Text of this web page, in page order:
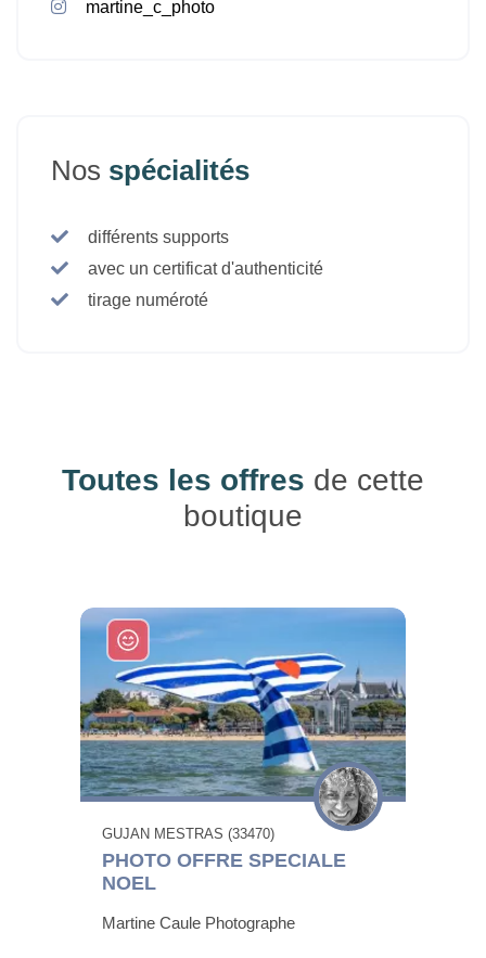
Nos spécialités
différents supports
avec un certificat d'authenticité
tirage numéroté
Toutes les offres de cette
boutique
GUJAN MESTRAS (33470)
PHOTO OFFRE SPECIALE
NOEL
Martine Caule Photographe